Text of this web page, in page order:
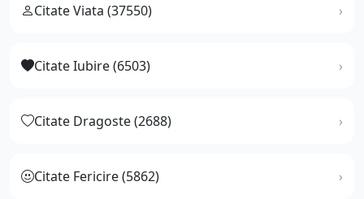
Citate Viata (37550)
Citate Iubire (6503)
Citate Dragoste (2688)
Citate Fericire (5862)